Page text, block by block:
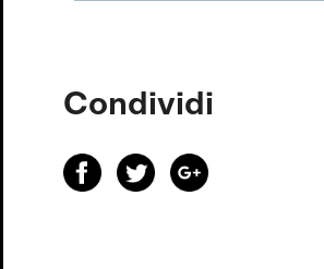
Condividi